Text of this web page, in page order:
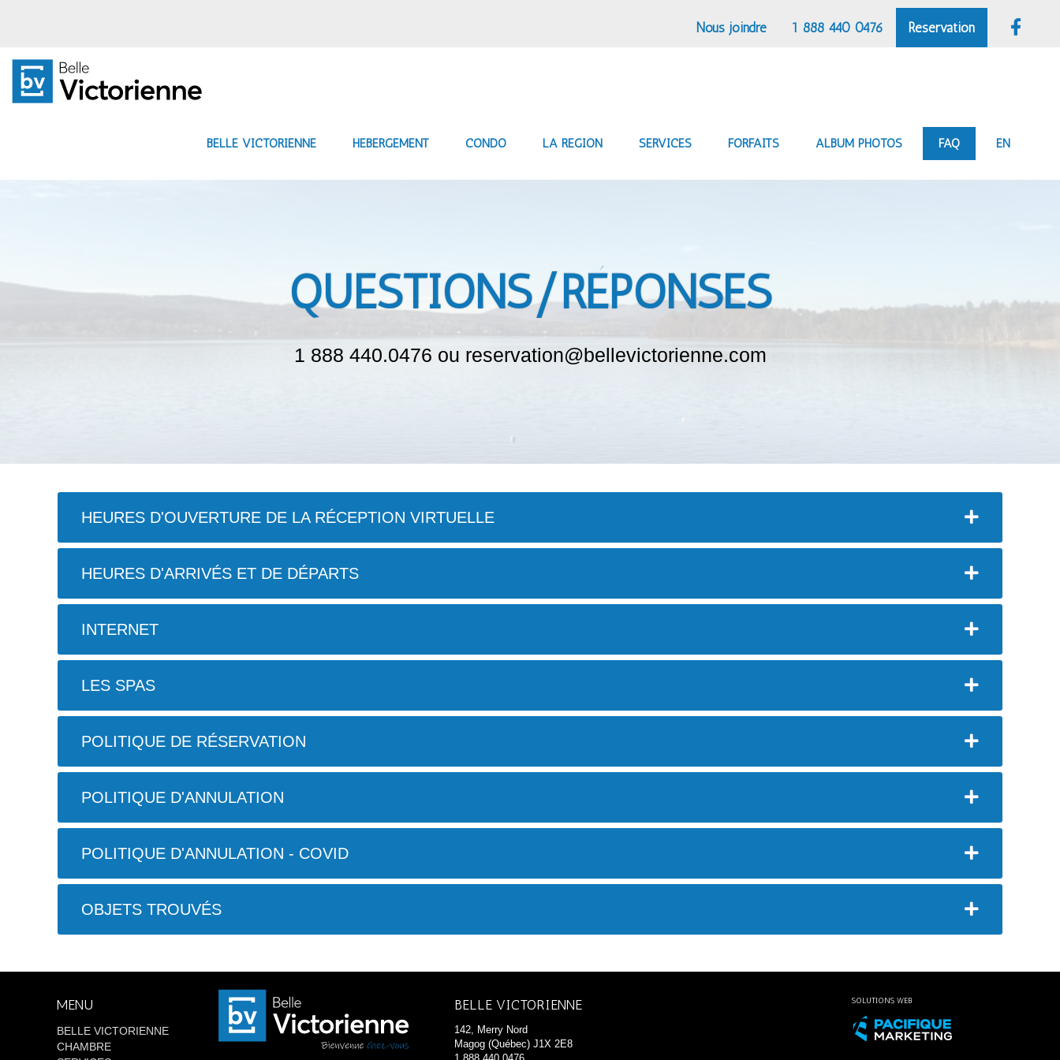
Nous joindre 1 888 440 0476 Réservation
BELLE VICTORIENNE HÉBERGEMENT CONDO LA RÉGION SERVICES FORFAITS ALBUM PHOTOS FAQ EN
QUESTIONS/RÉPONSES
1 888 440.0476 ou reservation@bellevictorienne.com
HEURES D'OUVERTURE DE LA RÉCEPTION VIRTUELLE
HEURES D'ARRIVÉS ET DE DÉPARTS
INTERNET
LES SPAS
POLITIQUE DE RÉSERVATION
POLITIQUE D'ANNULATION
POLITIQUE D'ANNULATION - COVID
OBJETS TROUVÉS
MENU
BELLE VICTORIENNE
CHAMBRE
BELLE VICTORIENNE
142, Merry Nord
Magog (Québec) J1X 2E8
SOLUTIONS WEB